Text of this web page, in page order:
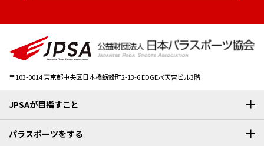
〒103-0014東京都中央区日本橋蛎殻町2-13-6 EDGE水天宮ビル3階
JPSAが目指すこと
パラスポーツをする